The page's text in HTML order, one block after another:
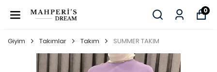
0
Giyim Takımlar Takım SUMMER TAKIM